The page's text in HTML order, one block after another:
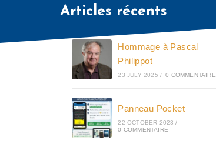
Articles récents
Hommage à Pascal
Philippot
23 JULY 2025 / 0 COMMENTAIRE
Panneau Pocket
22 OCTOBER 2023 /
0 COMMENTAIRE